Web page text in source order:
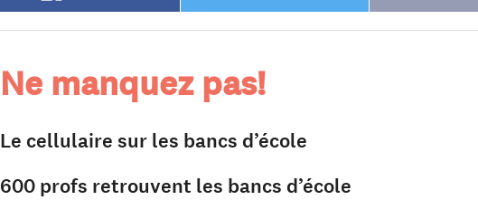
Ne manquez pas!
Le cellulaire sur les bancs d’école
600 profs retrouvent les bancs d’école